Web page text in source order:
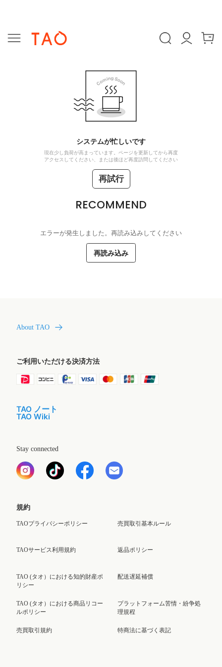
システムが忙しいです
現在少し負荷が高まっています。ページを更新してから再度
アクセスしてください、または後ほど再度訪問してください
再試行
RECOMMEND
エラーが発生しました。再読み込みしてください
再読み込み
About TAO
ご利用いただける決済方法
TAO ノート
TAO Wiki
Stay connected
規約
TAOプライバシーポリシー
TAOサービス利用規約
TAO (タオ）における知的財産ポ
リシー
TAO (タオ）における商品リコー
ルポリシー
売買取引規約
売買取引基本ルール
返品ポリシー
配送遅延補償
プラットフォーム苦情・紛争処
理規程
特商法に基づく表記